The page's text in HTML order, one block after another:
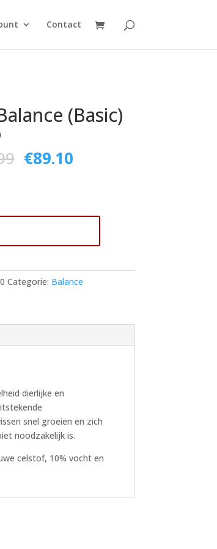
Contact
(Basic)
€89.10
Categorie: Balance
dierlijke en
snel groeien en zich
noodzakelijk is.
celstof, 10% vocht en